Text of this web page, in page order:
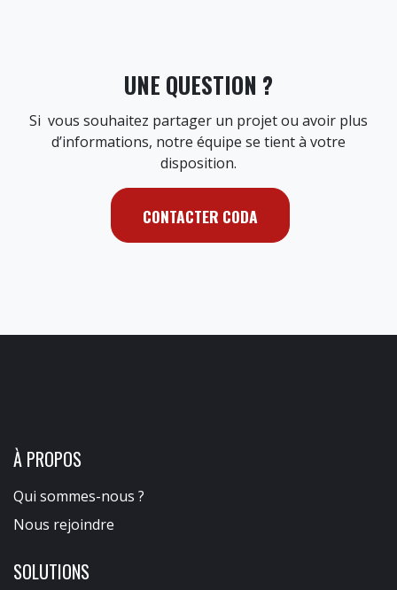
UNE QUESTION ?
Si vous souhaitez partager un projet ou avoir plus
d’informations, notre équipe se tient à votre
disposition.
CONTACTER CODA
À PROPOS
Qui sommes-nous ?
Nous rejoindre
SOLUTIONS